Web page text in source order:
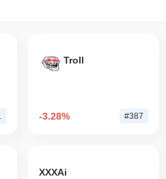
Troll
-3.28% #387
XXXAi